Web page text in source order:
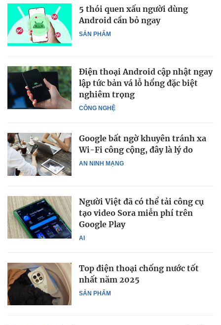
SẢN PHẨM
5 thói quen xấu người dùng
Android cần bỏ ngay
CÔNG NGHỆ
Điện thoại Android cập nhật ngay
lập tức bản vá lỗ hổng đặc biệt
nghiêm trọng
AN NINH MẠNG
Google bất ngờ khuyên tránh xa
Wi-Fi công cộng, đây là lý do
AI
Người Việt đã có thể tải công cụ
tạo video Sora miễn phí trên
Google Play
SẢN PHẨM
Top điện thoại chống nước tốt
nhất năm 2025